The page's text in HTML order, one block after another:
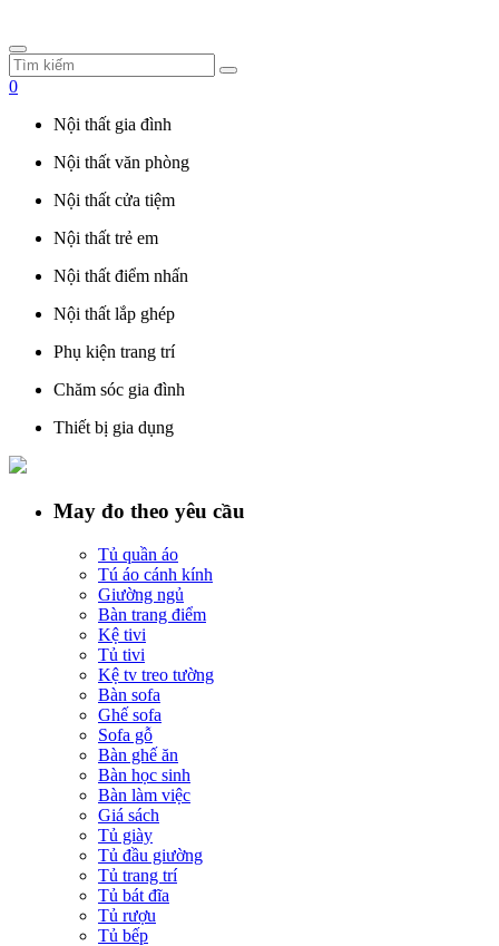
0
Nội thất gia đình
Nội thất văn phòng
Nội thất cửa tiệm
Nội thất trẻ em
Nội thất điểm nhấn
Nội thất lắp ghép
Phụ kiện trang trí
Chăm sóc gia đình
Thiết bị gia dụng
May đo theo yêu cầu
Tủ quần áo
Tú áo cánh kính
Giường ngủ
Bàn trang điểm
Kệ tivi
Tủ tivi
Kệ tv treo tường
Bàn sofa
Ghế sofa
Sofa gỗ
Bàn ghế ăn
Bàn học sinh
Bàn làm việc
Giá sách
Tủ giày
Tủ đầu giường
Tủ trang trí
Tủ bát đĩa
Tủ rượu
Tủ bếp